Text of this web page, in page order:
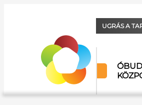
UGRÁS A